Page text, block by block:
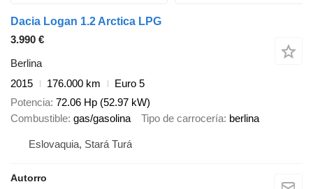
Dacia Logan 1.2 Arctica LPG
3.990 €
Berlina
2015
176.000 km
Euro 5
Potencia 72.06 Hp (52.97 kW)
Combustible gas/gasolina Tipo de carrocería berlina
Eslovaquia, Stará Turá
Autorro